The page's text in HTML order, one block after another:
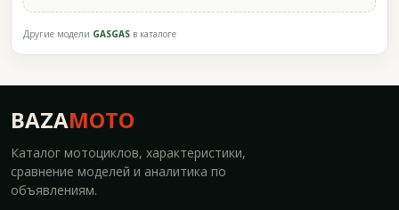
Другие модели GASGAS в каталоге
BAZAMOTO
Каталог мотоциклов, характеристики,
сравнение моделей и аналитика по
объявлениям.